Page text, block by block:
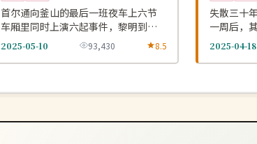
首尔通向釜山的最后一班夜车上六节
车厢里同时上演六起事件，黎明到达
时只剩一个乘客。
2025-05-10 93,430 8.5
失散三十
一周后，
无人目击。
2025-04-18